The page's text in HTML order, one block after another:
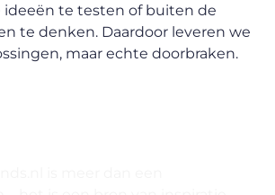
ideeën te testen of buiten de
te denken. Daardoor leveren we
maar echte doorbraken.